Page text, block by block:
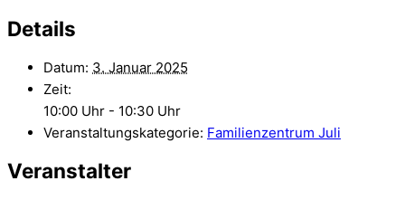
Details
Datum: 3. Januar 2025
Zeit:
10:00 Uhr - 10:30 Uhr
Veranstaltungskategorie: Familienzentrum Juli
Veranstalter